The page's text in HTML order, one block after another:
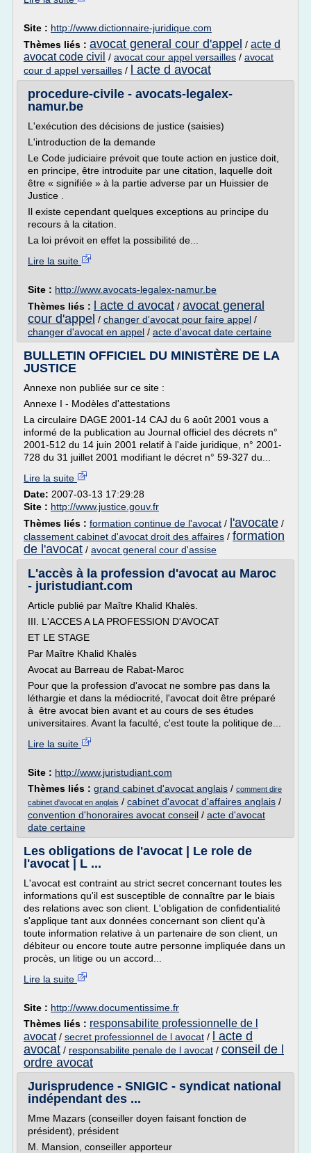
Site : http://www.dictionnaire-juridique.com
Thèmes liés : avocat general cour d'appel / acte d
avocat code civil / avocat cour appel versailles / avocat
cour d appel versailles /
l acte d avocat
procedure-civile - avocats-legalex-
namur.be
L'exécution des décisions de justice (saisies)
L'introduction de la demande
Le Code judiciaire prévoit que toute action en justice doit,
en principe, être introduite par une citation, laquelle doit
être « signifiée » à la partie adverse par un Huissier de
Justice .
Il existe cependant quelques exceptions au principe du
recours à la citation.
La loi prévoit en effet la possibilité de...
Lire la suite
Site : http://www.avocats-legalex-namur.be
Thèmes liés :
l acte d avocat / avocat general
cour d'appel / changer d'avocat pour faire appel /
changer d'avocat en appel / acte d'avocat date certaine
BULLETIN OFFICIEL DU MINISTÈRE DE LA
JUSTICE
Annexe non publiée sur ce site :
Annexe I - Modèles d'attestations
La circulaire DAGE 2001-14 CAJ du 6 août 2001 vous a
informé de la publication au Journal officiel des décrets n°
2001-512 du 14 juin 2001 relatif à l'aide juridique, n° 2001-
728 du 31 juillet 2001 modifiant le décret n° 59-327 du...
Lire la suite
Date: 2007-03-13 17:29:28
Site : http://www.justice.gouv.fr
Thèmes liés : formation continue de l'avocat / l'avocate /
classement cabinet d'avocat droit des affaires / formation
de l'avocat / avocat general cour d'assise
L'accès à la profession d'avocat au Maroc
- juristudiant.com
Article publié par Maître Khalid Khalès.
III. L'ACCES A LA PROFESSION D'AVOCAT
ET LE STAGE
Par Maître Khalid Khalès
Avocat au Barreau de Rabat-Maroc
Pour que la profession d'avocat ne sombre pas dans la
léthargie et dans la médiocrité, l'avocat doit être préparé
à être avocat bien avant et au cours de ses études
universitaires. Avant la faculté, c'est toute la politique de...
Lire la suite
Site : http://www.juristudiant.com
Thèmes liés : grand cabinet d'avocat anglais / comment dire
cabinet d'avocat en anglais / cabinet d'avocat d'affaires anglais /
convention d'honoraires avocat conseil / acte d'avocat
date certaine
Les obligations de l'avocat | Le role de
l'avocat | L ...
L'avocat est contraint au strict secret concernant toutes les
informations qu'il est susceptible de connaître par le biais
des relations avec son client. L'obligation de confidentialité
s'applique tant aux données concernant son client qu'à
toute information relative à un partenaire de son client, un
débiteur ou encore toute autre personne impliquée dans un
procès, un litige ou un accord...
Lire la suite
Site : http://www.documentissime.fr
Thèmes liés : responsabilite professionnelle de l
avocat/ secret professionnel de l avocat /
l acte d
avocat / responsabilite penale de l avocat / conseil de l
ordre avocat
Jurisprudence - SNIGIC - syndicat national
indépendant des ...
Mme Mazars (conseiller doyen faisant fonction de
président), président
M. Mansion, conseiller apporteur